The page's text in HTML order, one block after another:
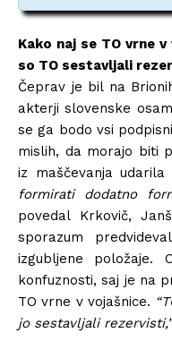
Kako naj se TO vrne
so TO sestavljali
Čeprav je bil na
akterji slovenske
se ga bodo vsi
mislih, da morajo biti
iz maščevanja udarila
formirati dodatno
povedal Krkovič,
sporazum
izgubljene
konfuznosti, saj je na
TO vrne v vojašnice.
jo sestavljali rezervisti,”